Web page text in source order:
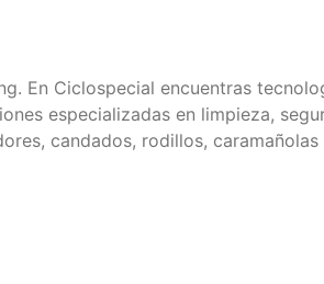
En Ciclospecial encuentras
especializadas en limpieza,
candados, rodillos,